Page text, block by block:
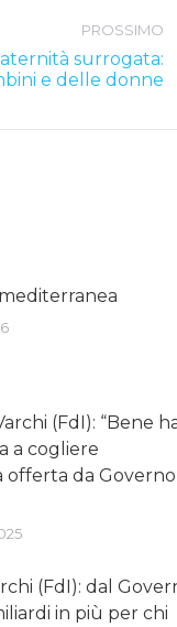
PROSSIMO
surrogata:
e delle donne
(FdI): “Bene
a cogliere
da Governo
(FdI): dal
in più per chi